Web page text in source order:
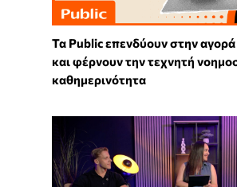
Τα Public επενδύουν στην
και φέρνουν την τεχνητή
καθημερινότητα